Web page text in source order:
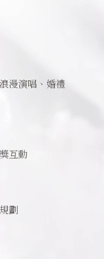
漫演唱、婚禮
互動
劃